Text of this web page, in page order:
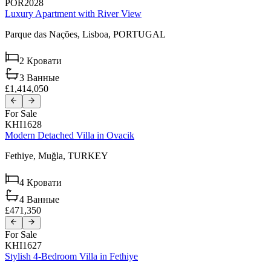
POR2028
Luxury Apartment with River View
Parque das Nações, Lisboa, PORTUGAL
2 Кровати
3 Ванные
£1,414,050
For Sale
KHI1628
Modern Detached Villa in Ovacik
Fethiye, Muğla, TURKEY
4 Кровати
4 Ванные
£471,350
For Sale
KHI1627
Stylish 4-Bedroom Villa in Fethiye